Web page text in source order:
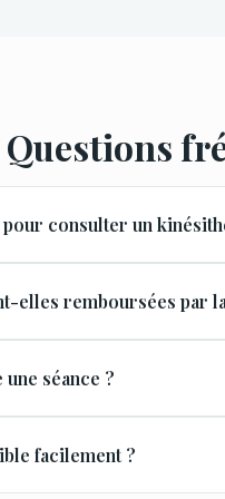
Questions
consulter un
elles remboursées par
séance ?
facilement ?